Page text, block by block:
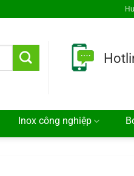
Inox công nghiệp